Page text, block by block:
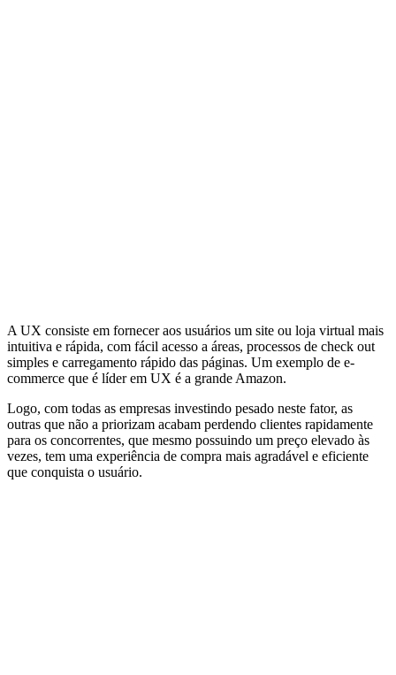
A UX consiste em fornecer aos usuários um site ou loja virtual mais
intuitiva e rápida, com fácil acesso a áreas, processos de check out
simples e carregamento rápido das páginas. Um exemplo de e-
commerce que é líder em UX é a grande Amazon.
Logo, com todas as empresas investindo pesado neste fator, as
outras que não a priorizam acabam perdendo clientes rapidamente
para os concorrentes, que mesmo possuindo um preço elevado às
vezes, tem uma experiência de compra mais agradável e eficiente
que conquista o usuário.